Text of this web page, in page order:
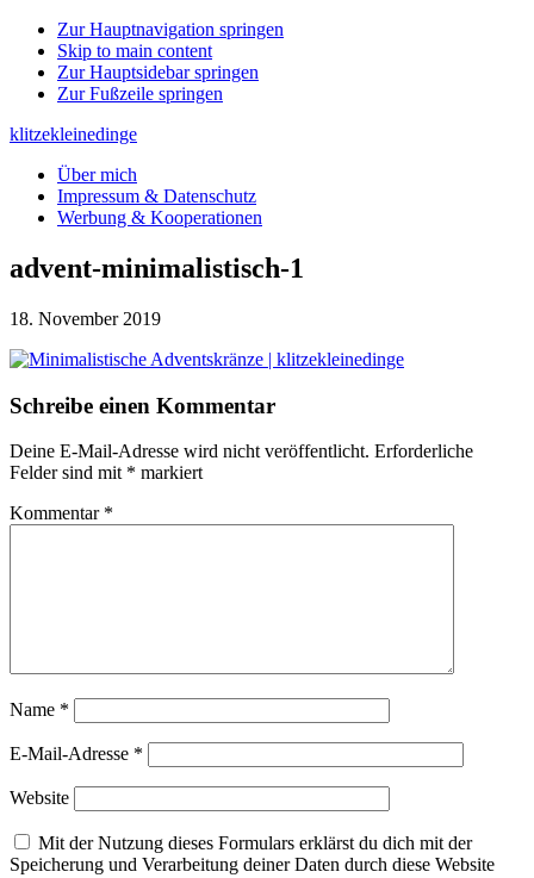
Zur Hauptnavigation springen
Skip to main content
Zur Hauptsidebar springen
Zur Fußzeile springen
klitzekleinedinge
Über mich
Impressum & Datenschutz
Werbung & Kooperationen
advent-minimalistisch-1
18. November 2019
Leser-
Schreibe einen Kommentar
Deine E-Mail-Adresse wird nicht veröffentlicht. Erforderliche
Felder sind mit * markiert
Kommentar *
Name *
E-Mail-Adresse *
Website
Mit der Nutzung dieses Formulars erklärst du dich mit der
Speicherung und Verarbeitung deiner Daten durch diese Website